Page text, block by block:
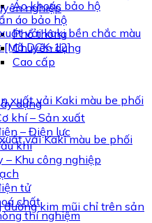
Áo khoác bảo hộ
áo bảo hộ
Phổ thông
Chuyên dụng
Cao cấp
dựng
khí – Sản xuất
– Điện lực
khí
– Khu công nghiệp
tử
chất
thí nghiệm
vải kaki bền chắc màu
DCK-12]
vải Kaki màu be phối